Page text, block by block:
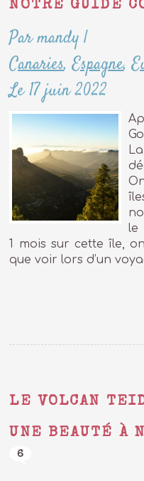
NOTRE GUIDE
Par mandy |
Canaries,Espagne,
Le 17 juin 2022
le
1 mois sur cette île,
que voir lors d’un
LE VOLCAN
UNE BEAUTÉ À
6